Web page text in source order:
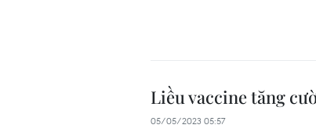
Liều vaccine tăng
05/05/2023 05:57